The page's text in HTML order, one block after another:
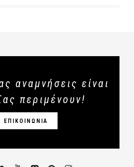
αναμνήσεις είναι
περιμένουν!
ΕΠΙΚΟΙΝΩΝΙΑ